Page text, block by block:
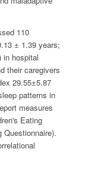
110
± 1.39 years;
in hospital
their caregivers
29.55±5.87
patterns in
measures
Eating
Questionnaire).